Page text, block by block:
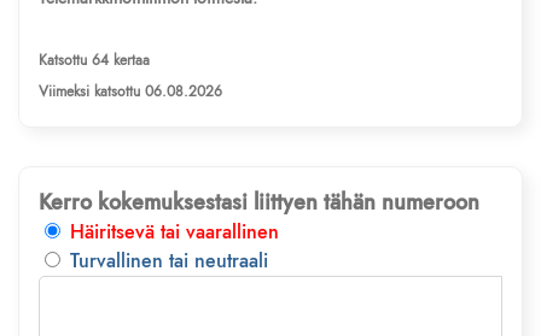
Katsottu 64 kertaa
Viimeksi katsottu 06.08.2026
Kerro kokemuksestasi liittyen tähän numeroon
Häiritsevä tai vaarallinen
Turvallinen tai neutraali